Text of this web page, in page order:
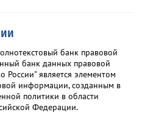
банк правовой
банк данных правовой
России" является элементом
информации, созданным в
политики в области
Федерации.